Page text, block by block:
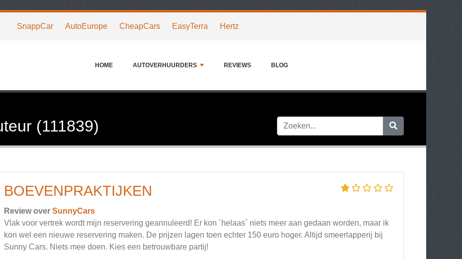
SnappCar AutoEurope CheapCars EasyTerra Hertz
HOME AUTOVERHUURDERS REVIEWS BLOG
(111839)
BOEVENPRAKTIJKEN
Review over SunnyCars
Vlak voor vertrek wordt mijn reservering geannuleerd! Er kon ´helaas´ niets meer aan gedaan worden, maar ik
kon wel een nieuwe reservering maken. De prijzen lagen toen echter 150 euro hoger. Altijd smeerlapperij bij
Sunny Cars. Niets mee doen. Kies een betrouwbare partij!